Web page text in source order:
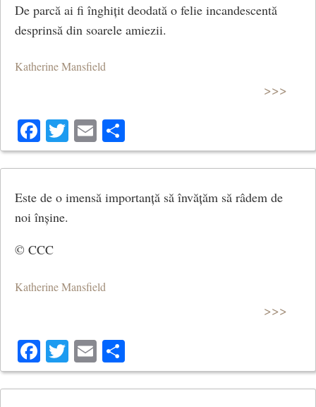
De parcă ai fi înghițit deodată o felie incandescentă
desprinsă din soarele amiezii.
Katherine Mansfield
>>>
Facebook
Twitter
Email
Este de o imensă importanță să învățăm să râdem de
noi înșine.
© CCC
Katherine Mansfield
>>>
Facebook
Twitter
Email